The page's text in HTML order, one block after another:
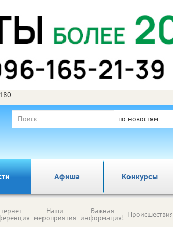
по новостям
Афиша Конкурсы
Наши
мероприятия
Важная
информация! Происшествия